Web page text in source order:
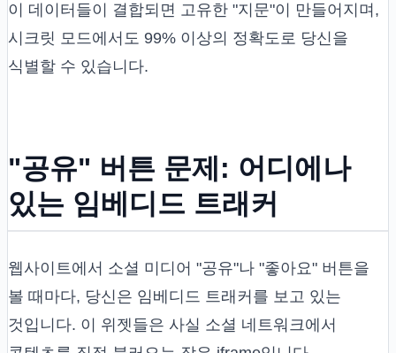
이 데이터들이 결합되면 고유한 "지문"이 만들어지며,
시크릿 모드에서도 99% 이상의 정확도로 당신을
식별할 수 있습니다.
"공유" 버튼 문제: 어디에나
있는 임베디드 트래커
웹사이트에서 소셜 미디어 "공유"나 "좋아요" 버튼을
볼 때마다, 당신은 임베디드 트래커를 보고 있는
것입니다. 이 위젯들은 사실 소셜 네트워크에서